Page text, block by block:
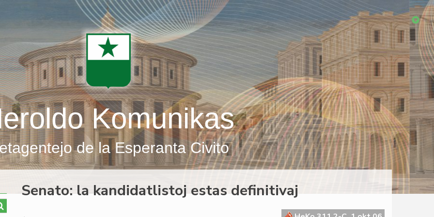
Komunikas
de la Esperanta Civito
Senato: la kandidatlistoj estas definitivaj